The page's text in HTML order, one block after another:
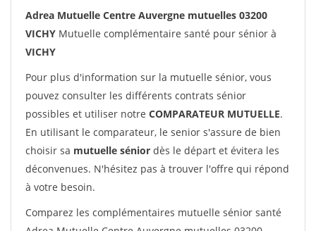
Adrea Mutuelle Centre Auvergne mutuelles 03200
VICHY Mutuelle complémentaire santé pour sénior à
VICHY
Pour plus d'information sur la mutuelle sénior, vous
pouvez consulter les différents contrats sénior
possibles et utiliser notre COMPARATEUR MUTUELLE.
En utilisant le comparateur, le senior s'assure de bien
choisir sa mutuelle sénior dès le départ et évitera les
déconvenues. N'hésitez pas à trouver l'offre qui répond
à votre besoin.
Comparez les complémentaires mutuelle sénior santé